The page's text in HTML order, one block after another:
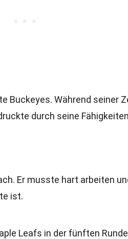
Buckeyes. Während seiner
durch seine
Er musste hart arbeiten
ist.
Leafs in der fünften